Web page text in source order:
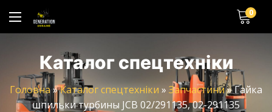
0
Каталог спецтехніки
Головна»Каталог спецтехніки » Запчастини»Гайка
шпильки турбины JCB 02/291135, 02-291135